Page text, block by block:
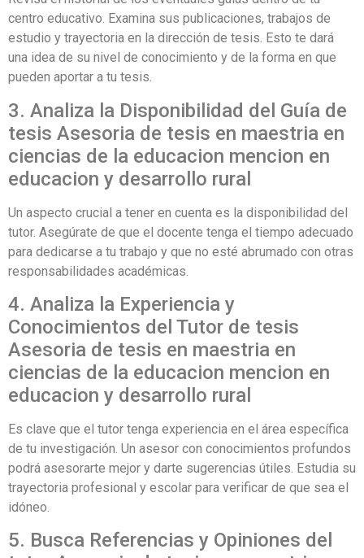
centro educativo. Examina sus publicaciones, trabajos de
estudio y trayectoria en la dirección de tesis. Esto te dará
una idea de su nivel de conocimiento y de la forma en que
pueden aportar a tu tesis.
3. Analiza la Disponibilidad del Guía de
tesis Asesoria de tesis en maestria en
ciencias de la educacion mencion en
educacion y desarrollo rural
Un aspecto crucial a tener en cuenta es la disponibilidad del
tutor. Asegúrate de que el docente tenga el tiempo adecuado
para dedicarse a tu trabajo y que no esté abrumado con otras
responsabilidades académicas.
4. Analiza la Experiencia y
Conocimientos del Tutor de tesis
Asesoria de tesis en maestria en
ciencias de la educacion mencion en
educacion y desarrollo rural
Es clave que el tutor tenga experiencia en el área específica
de tu investigación. Un asesor con conocimientos profundos
podrá asesorarte mejor y darte sugerencias útiles. Estudia su
trayectoria profesional y escolar para verificar de que sea el
idóneo.
5. Busca Referencias y Opiniones del